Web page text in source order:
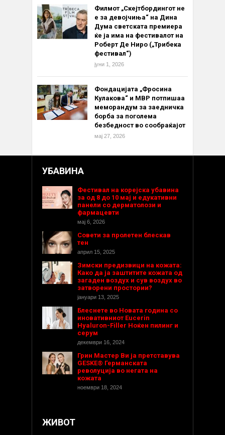
Филмот „Скејтбордингот не
е за девојчиња“ на Дина
Дума светската премиера
ќе ја има на фестивалот на
Роберт Де Ниро („Трибека
фестивал“)
јуни 1, 2026
Фондацијата „Фросина
Кулакова“ и МВР потпишаа
меморандум за заедничка
борба за поголема
безбедност во сообраќајот
мај 27, 2026
УБАВИНА
Фестивал на корејска убавина
за од 8 до 10 мај и едукативни
панели со дерматолози и
фармацевти
мај 6, 2026
Совети за пролетен блескав
тен
април 15, 2025
Зимски предизвици на кожата:
Како да ја заштитите кожата од
загаден воздух и сув воздух во
затворени простории?
јануари 13, 2025
Блеснете во Новата година со
иновативниот Eucerin
Hyaluron-Filler Ноќен пилинг и
серум
декември 16, 2024
Грин Мастер Ви ја претставува
GESKE® Германската
револуција во негата на
кожата
ноември 18, 2024
ЖИВОТ